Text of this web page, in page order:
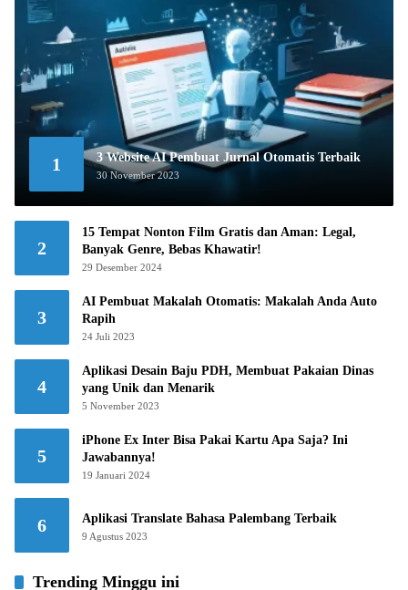
1 3 Website AI Pembuat Jurnal Otomatis Terbaik
30 November 2023
2
15 Tempat Nonton Film Gratis dan Aman: Legal,
Banyak Genre, Bebas Khawatir!
29 Desember 2024
3
AI Pembuat Makalah Otomatis: Makalah Anda Auto
Rapih
24 Juli 2023
4
Aplikasi Desain Baju PDH, Membuat Pakaian Dinas
yang Unik dan Menarik
5 November 2023
5
iPhone Ex Inter Bisa Pakai Kartu Apa Saja? Ini
Jawabannya!
19 Januari 2024
6 Aplikasi Translate Bahasa Palembang Terbaik
9 Agustus 2023
Trending Minggu ini